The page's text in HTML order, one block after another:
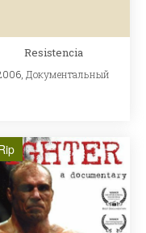
Resistencia
Документальный